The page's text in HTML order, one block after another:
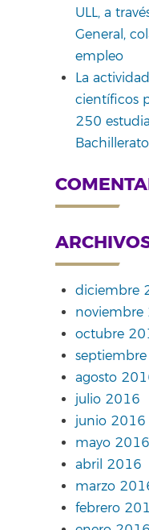
ULL, a
General,
empleo
La
científicos
250
diciembre
noviembre
octubre
agosto
julio 2016
junio 2016
mayo 2016
abril 2016
marzo
febrero